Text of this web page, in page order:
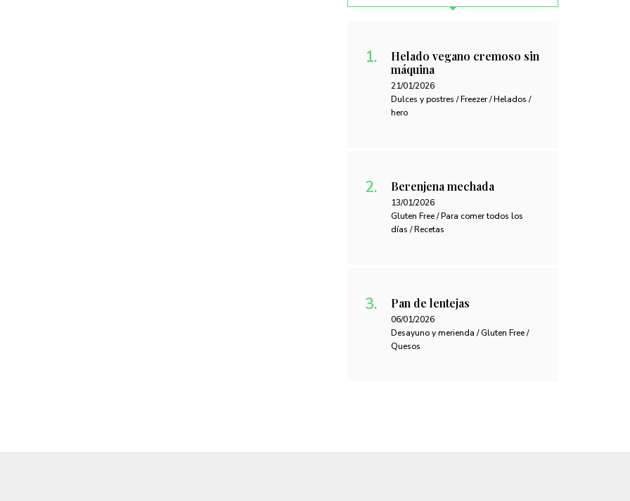
Helado vegano cremoso sin
máquina
21/01/2026
Dulces y postres / Freezer / Helados /
hero
Berenjena mechada
13/01/2026
Gluten Free / Para comer todos los
días / Recetas
Pan de lentejas
06/01/2026
Desayuno y merienda / Gluten Free /
Quesos